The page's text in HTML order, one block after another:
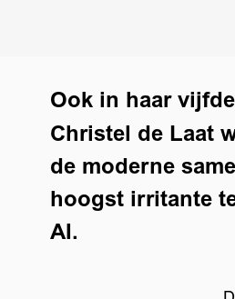
Ook in haar
Christel de Laat
de moderne
hoogst irritante
AI.